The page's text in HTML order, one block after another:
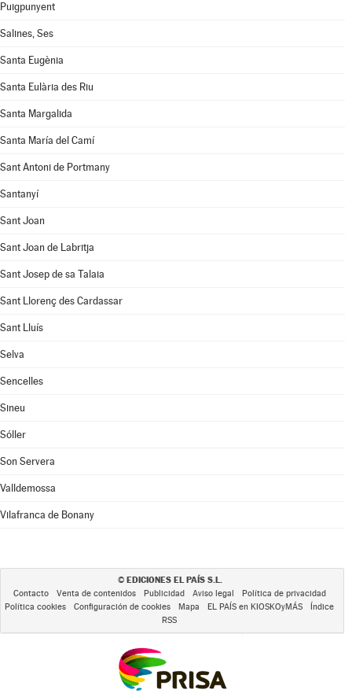
Puigpunyent
Salines, Ses
Santa Eugènia
Santa Eulària des Riu
Santa Margalida
Santa María del Camí
Sant Antoni de Portmany
Santanyí
Sant Joan
Sant Joan de Labritja
Sant Josep de sa Talaia
Sant Llorenç des Cardassar
Sant Lluís
Selva
Sencelles
Sineu
Sóller
Son Servera
Valldemossa
Vilafranca de Bonany
© EDICIONES EL PAÍS S.L.
Contacto Venta de contenidos Publicidad Aviso legal
Política de privacidad
Política cookies
Configuración de cookies Mapa EL PAÍS en KIOSKOyMÁS
Índice
RSS